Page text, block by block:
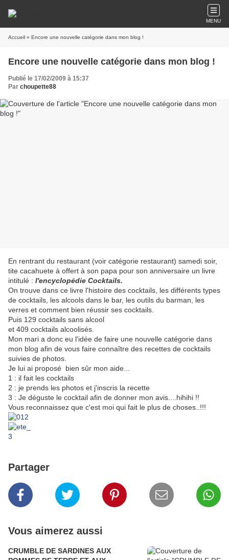
MENU
Accueil » Encore une nouvelle catégorie dans mon blog !
Encore une nouvelle catégorie dans mon blog !
Publié le 17/02/2009 à 15:37
Par choupette88
En rentrant du restaurant (voir catégorie restaurant) samedi soir,
tite cacahuete à offert à son papa pour son anniversaire un livre
intitulé : l'encyclopédie Cocktails.
On trouve dans ce livre l'histoire des cocktails, les différents types
de cocktails, les alcools dans le bar, les outils du barman, les
verres et comment bien réussir ses cocktails.
Puis 129 cocktails sans alcool
et 409 cocktails alcoolisés.
Mon mari a donc eu l'idée de faire une nouvelle catégorie dans
mon blog afin de vous faire connaître des recettes de cocktails
suivies de photos.
Je lui ai proposé bien sûr mon aide...
1 : il fait les cocktails
2 : je prends les photos et j'inscris la recette
3 : Je déguste le cocktail afin de donner mon avis....hihihi !!
Vous reconnaissez que c'est moi qui fait le plus de choses..!!!
Partager
Vous aimerez aussi
CRUMBLE DE SARDINES AUX